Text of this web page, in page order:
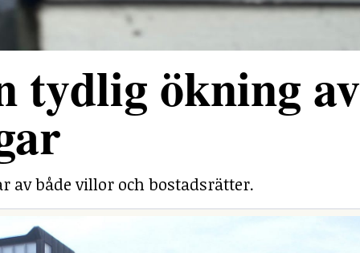
tydlig ökning av
både villor och bostadsrätter.